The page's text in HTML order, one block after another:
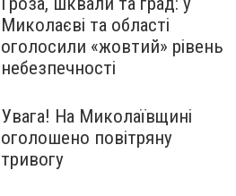
Миколаєві та області
оголосили «жовтий» рівень
небезпечності
Увага! На Миколаївщині
оголошено повітряну
тривогу